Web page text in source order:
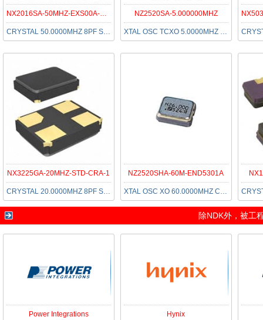
NX2016SA-50MHZ-EXS00A-CS08483
CRYSTAL 50.0000MHZ 8PF SMD
NZ2520SA-5.000000MHZ
XTAL OSC TCXO 5.0000MHZ CMOS SMD
NX3225GA-20MHZ-STD-CRA-1
CRYSTAL 20.0000MHZ 8PF SMD
NZ2520SHA-60M-END5301A
XTAL OSC XO 60.0000MHZ CMOS SMD
除NDK外，被工
Power Integrations Hynix